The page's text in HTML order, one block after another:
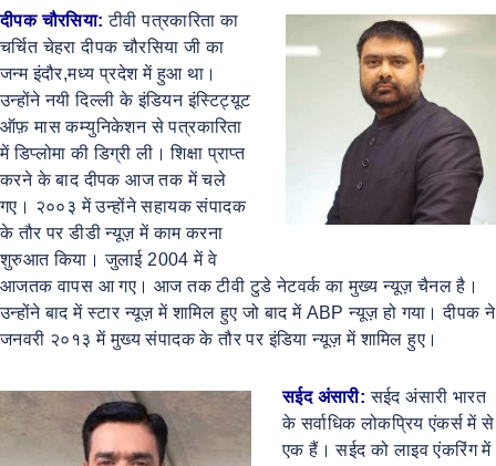
दीपक चौरसिया: टीवी पत्रकारिता का
चर्चित चेहरा दीपक चौरसिया जी का
जन्म इंदौर,मध्य प्रदेश में हुआ था।
उन्होंने नयी दिल्ली के इंडियन इंस्टिट्यूट
ऑफ़ मास कम्युनिकेशन से पत्रकारिता
में डिप्लोमा की डिग्री ली। शिक्षा प्राप्त
करने के बाद दीपक आज तक में चले
गए। २००३ में उन्होंने सहायक संपादक
के तौर पर डीडी न्यूज़ में काम करना
शुरुआत किया। जुलाई 2004 में वे
आजतक वापस आ गए। आज तक टीवी टुडे नेटवर्क का मुख्य न्यूज़ चैनल है।
उन्होंने बाद में स्टार न्यूज़ में शामिल हुए जो बाद में ABP न्यूज़ हो गया। दीपक ने
जनवरी २०१३ में मुख्य संपादक के तौर पर इंडिया न्यूज़ में शामिल हुए।
सईद अंसारी:सईद अंसारी भारत
के सर्वाधिक लोकप्रिय एंकर्स में से
एक हैं। सईद को लाइव एंकरिंग में